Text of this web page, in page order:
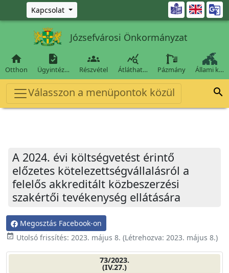
Ugrás a fő tartalomra
Kapcsolat 
Józsefvárosi Önkormányzat

Otthon

Ügyintéz…

Részvétel

Átláthat… Pázmány Állami k…
Válasszon a menüpontok közül 
A 2024. évi költségvetést érintő
előzetes kötelezettségvállalásról a
felelős akkreditált közbeszerzési
szakértői tevékenység ellátására
Megosztás Facebook-on
event_available Utolsó frissítés: 2023. május 8. (Létrehozva: 2023. május 8.)
73/2023.
(IV.27.)